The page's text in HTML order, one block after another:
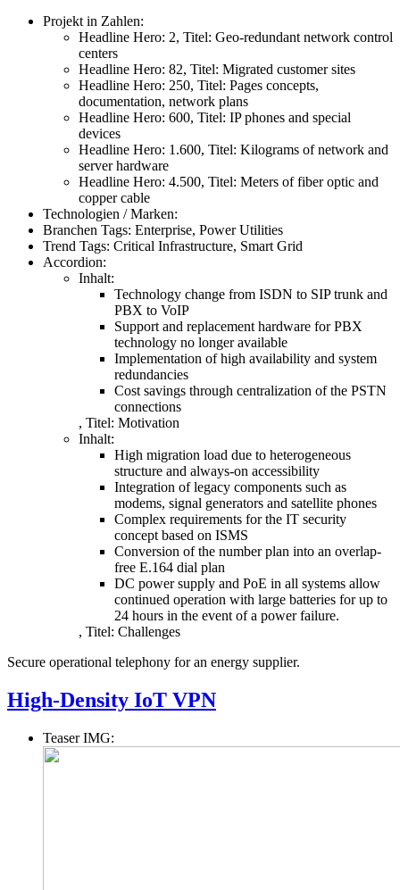
Projekt in Zahlen:
Headline Hero: 2, Titel: Geo-redundant network control
centers
Headline Hero: 82, Titel: Migrated customer sites
Headline Hero: 250, Titel: Pages concepts,
documentation, network plans
Headline Hero: 600, Titel: IP phones and special
devices
Headline Hero: 1.600, Titel: Kilograms of network and
server hardware
Headline Hero: 4.500, Titel: Meters of fiber optic and
copper cable
Technologien / Marken:
Branchen Tags: Enterprise, Power Utilities
Trend Tags: Critical Infrastructure, Smart Grid
Accordion:
Inhalt:
Technology change from ISDN to SIP trunk and
PBX to VoIP
Support and replacement hardware for PBX
technology no longer available
Implementation of high availability and system
redundancies
Cost savings through centralization of the PSTN
connections
, Titel: Motivation
Inhalt:
High migration load due to heterogeneous
structure and always-on accessibility
Integration of legacy components such as
modems, signal generators and satellite phones
Complex requirements for the IT security
concept based on ISMS
Conversion of the number plan into an overlap-
free E.164 dial plan
DC power supply and PoE in all systems allow
continued operation with large batteries for up to
24 hours in the event of a power failure.
, Titel: Challenges
Secure operational telephony for an energy supplier.
High-Density IoT VPN
Teaser IMG: